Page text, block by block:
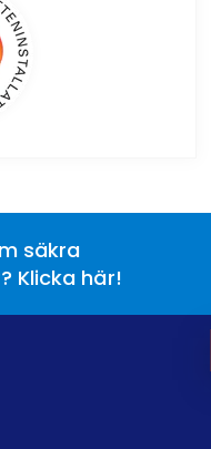
säkra
Klicka här!